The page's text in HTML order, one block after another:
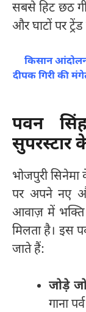
सबसे हिट छठ
और घाटों पर
किसान आंदोलन
दीपक गिरी की
पवन
सुपरस्टार
भोजपुरी
पर अपने नए
आवाज़ में भक्ति
मिलता है। इस
जाते हैं:
जोड़े
गाना